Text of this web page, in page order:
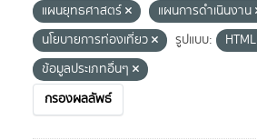
แผนยุทธศาสตร์
แผนการดำเนินงาน
นโยบายการท่องเที่ยว
รูปแบบ: HTML
ข้อมูลประเภทอื่นๆ
กรองผลลัพธ์